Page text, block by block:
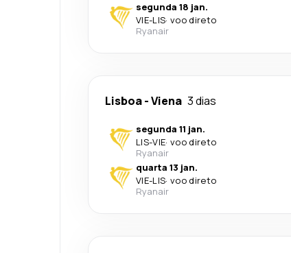
segunda 18 jan.
VIE-LIS· voo direto
Ryanair
Lisboa-Viena 3 dias
segunda 11 jan.
LIS-VIE· voo direto
Ryanair
quarta 13 jan.
VIE-LIS· voo direto
Ryanair